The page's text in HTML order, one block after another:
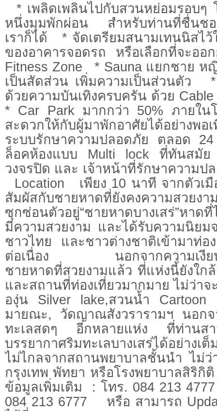
* เพลิดเพลินไปกับสวนหย่อมรอบๆ
หนึ่งมุมพักผ่อน สำหรับท่านที่ชื่นชอ
เราก็ได้ * จัดเตรียมสนามเทนนิสไ
ของอาคารจอดรถ หรือเลือกที่จะออ
Fitness Zone * Sauna แยกชาย ห
เป็นสัดส่วน เพิ่มความเป็นส่วนตัว
ด้วยความบันเทิงครบครัน ด้วย
* Car Park มากกว่า 50% ภายใน
สะดวกให้กับผู้มาพักอาศัยได้อย่า
ระบบรักษาความปลอดภัย ตลอด
ล็อคห้องแบบ Multi lock ที่ทันส
วงจรปิด และ เจ้าหน้าที่รักษาควา
Location เพียง 10 นาที จากตัวเ
สัมผัสกับชายหาดที่ยังคงความสวย
ซุกซ่อนตัวอยู่“ชายหาดบางเสร่”หาด
มีความสวยงาม และได้รับความนิยม
ชาวไทย และชาวต่างชาติเข้ามาท่อ
ต่อเนื่อง นอกจากความเงียบส
ชายหาดที่สวยงามแล้ว ที่แห่งนี้ยังใก
และสถานที่ท่องเที่ยวมากมาย ไม่ว่า
องุ่น Silver lake,สวนน้ำ Cartoon
มายณะ, วัดญาณสังวรารามฯ นอกจ
ทะเลสดๆ อีกหลายแห่ง ที่ท่านสา
บรรยากาศริมทะเลบางเสร่ได้อย่าง
ไม่ไกลจากสถานพยาบาลชั้นนำ ไม่ว่
กรุงเทพ พัทยา หรือโรงพยาบาลสิ
ข้อมูลเพิ่มเติม : โทร. 084 213
084 213 6777 หรือ สามารถ